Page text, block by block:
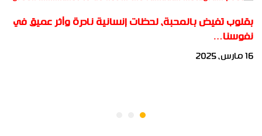
بقلوب تفيض بالمحبة، لحظات إنسانية نادرة وأثر عميق في
نفوسنا…
16 مارس، 2025